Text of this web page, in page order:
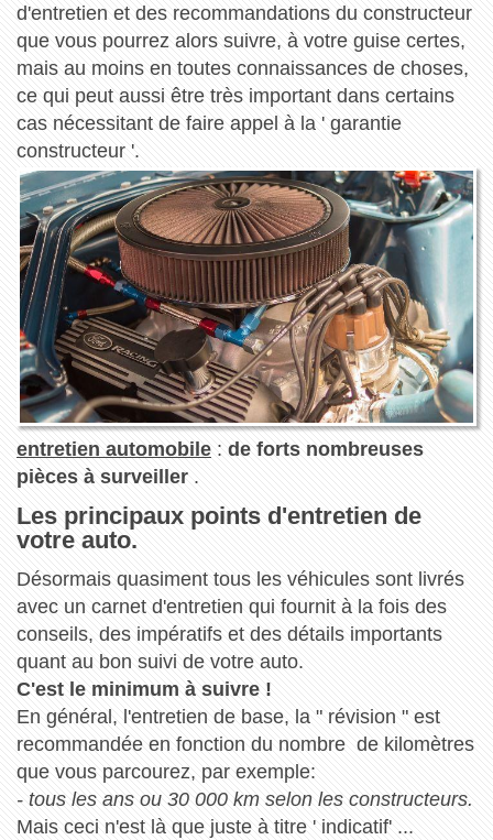
d'entretien et des recommandations du constructeur
que vous pourrez alors suivre, à votre guise certes,
mais au moins en toutes connaissances de choses,
ce qui peut aussi être très important dans certains
cas nécessitant de faire appel à la ' garantie
constructeur '.
entretien automobile: de forts nombreuses
pièces à surveiller.
Les principaux points d'entretien de
votre auto.
Désormais quasiment tous les véhicules sont livrés
avec un carnet d'entretien qui fournit à la fois des
conseils, des impératifs et des détails importants
quant au bon suivi de votre auto.
C'est le minimum à suivre !
En général, l'entretien de base, la " révision " est
recommandée en fonction du nombre de kilomètres
que vous parcourez, par exemple:
- tous les ans ou 30 000 km selon les constructeurs.
Mais ceci n'est là que juste à titre ' indicatif' ...